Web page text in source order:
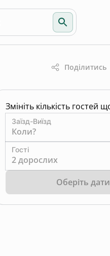
Поділитись
Заїзд-Виїзд
Коли?
Гості
2 дорослих
Оберіть дати